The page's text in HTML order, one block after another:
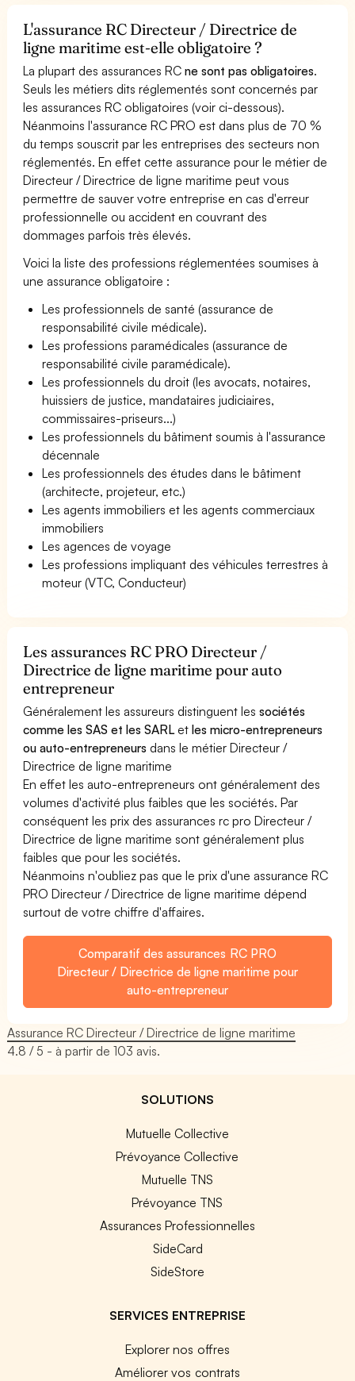
L'assurance RC Directeur / Directrice de
ligne maritime est-elle obligatoire ?
La plupart des assurances RCne sont pas obligatoires.
Seuls les métiers dits réglementés sont concernés par
les assurances RC obligatoires (voir ci-dessous).
Néanmoins l'assurance RC PRO est dans plus de 70 %
du temps souscrit par les entreprises des secteurs non
réglementés. En effet cette assurance pour le métier de
Directeur / Directrice de ligne maritime peut vous
permettre de sauver votre entreprise en cas d'erreur
professionnelle ou accident en couvrant des
dommages parfois très élevés.
Voici la liste des professions réglementées soumises à
une assurance obligatoire :
Les professionnels de santé (assurance de
responsabilité civile médicale).
Les professions paramédicales (assurance de
responsabilité civile paramédicale).
Les professionnels du droit (les avocats, notaires,
huissiers de justice, mandataires judiciaires,
commissaires-priseurs...)
Les professionnels du bâtiment soumis à l'assurance
décennale
Les professionnels des études dans le bâtiment
(architecte, projeteur, etc.)
Les agents immobiliers et les agents commerciaux
immobiliers
Les agences de voyage
Les professions impliquant des véhicules terrestres à
moteur (VTC, Conducteur)
Les assurances RC PRO Directeur /
Directrice de ligne maritime pour auto
entrepreneur
Généralement les assureurs distinguent lessociétés
comme les SAS et les SARL etles micro-entrepreneurs
ou auto-entrepreneurs dans le métier Directeur /
Directrice de ligne maritime
En effet les auto-entrepreneurs ont généralement des
volumes d'activité plus faibles que les sociétés. Par
conséquent les prix des assurances rc pro Directeur /
Directrice de ligne maritime sont généralement plus
faibles que pour les sociétés.
Néanmoins n'oubliez pas que le prix d'une assurance RC
PRO Directeur / Directrice de ligne maritime dépend
surtout de votre chiffre d'affaires.
Comparatif des assurances RC PRO
Directeur / Directrice de ligne maritime pour
auto-entrepreneur
Assurance RC Directeur / Directrice de ligne maritime
4.8 / 5 - à partir de103 avis.
SOLUTIONS
Mutuelle Collective
Prévoyance Collective
Mutuelle TNS
Prévoyance TNS
Assurances Professionnelles
SideCard
SideStore
SERVICES ENTREPRISE
Explorer nos offres
Améliorer vos contrats